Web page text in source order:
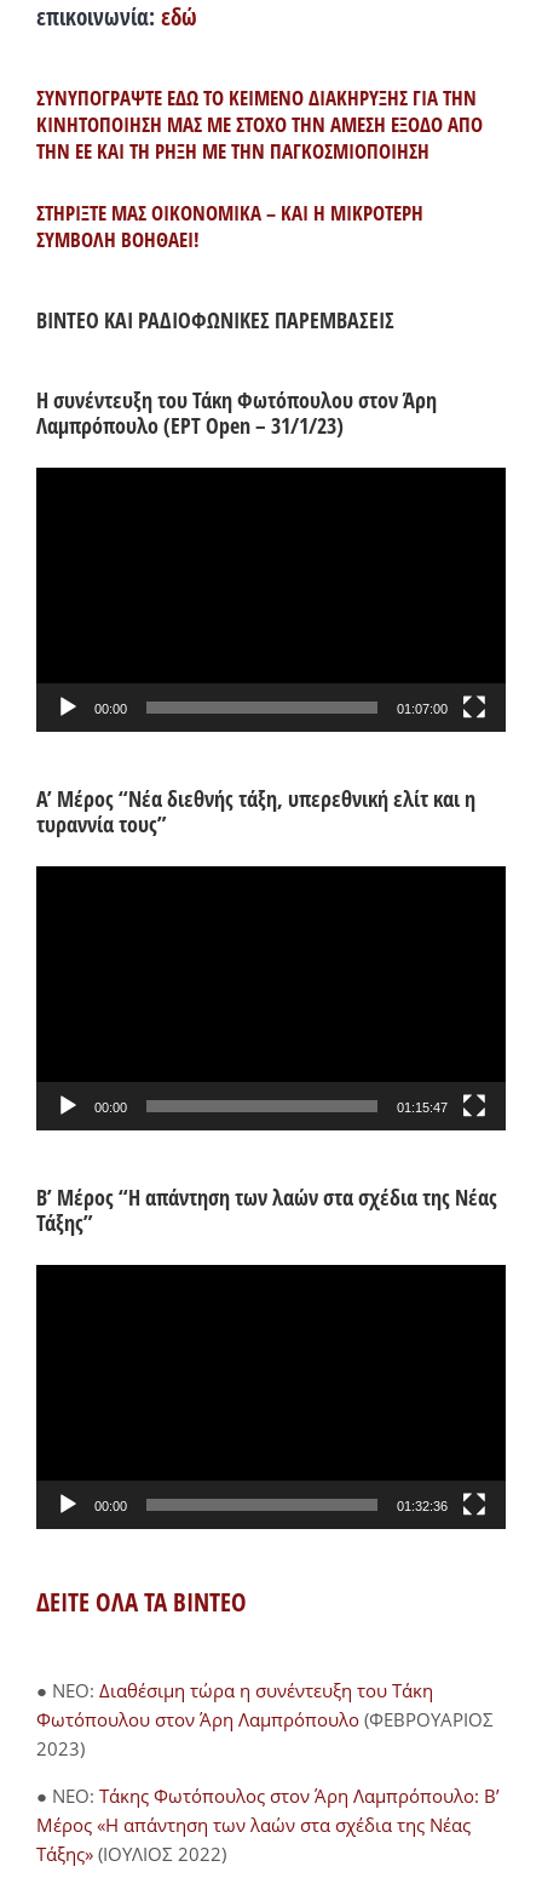
επικοινωνία: εδώ
ΣΥΝΥΠΟΓΡΑΨΤΕ ΕΔΩ ΤΟ ΚΕΙΜΕΝΟ ΔΙΑΚΗΡΥΞΗΣ ΓΙΑ ΤΗΝ
ΚΙΝΗΤΟΠΟΙΗΣΗ ΜΑΣ ΜΕ ΣΤΟΧΟ ΤΗΝ ΑΜΕΣΗ ΕΞΟΔΟ ΑΠΟ
ΤΗΝ ΕΕ ΚΑΙ ΤΗ ΡΗΞΗ ΜΕ ΤΗΝ ΠΑΓΚΟΣΜΙΟΠΟΙΗΣΗ
ΣΤΗΡΙΞΤΕ ΜΑΣ ΟΙΚΟΝΟΜΙΚΑ – ΚΑΙ Η ΜΙΚΡΟΤΕΡΗ
ΣΥΜΒΟΛΗ ΒΟΗΘΑΕΙ!
ΒΙΝΤΕΟ ΚΑΙ ΡΑΔΙΟΦΩΝΙΚΕΣ ΠΑΡΕΜΒΑΣΕΙΣ
Η συνέντευξη του Τάκη Φωτόπουλου στον Άρη
Λαμπρόπουλο (ΕΡΤ Open – 31/1/23)
00:00 01:07:00
Α’ Μέρος “Νέα διεθνής τάξη, υπερεθνική ελίτ και η
τυραννία τους”
00:00 01:15:47
Β’ Μέρος “Η απάντηση των λαών στα σχέδια της Νέας
Τάξης”
00:00 01:32:36
ΔΕΙΤΕ ΟΛΑ ΤΑ ΒΙΝΤΕΟ
● NEO: Διαθέσιμη τώρα η συνέντευξη του Τάκη
Φωτόπουλου στον Άρη Λαμπρόπουλο (ΦΕΒΡΟΥΑΡΙΟΣ
2023)
● NEO: Τάκης Φωτόπουλος στον Άρη Λαμπρόπουλο: Β’
Μέρος «Η απάντηση των λαών στα σχέδια της Νέας
Τάξης» (ΙΟΥΛΙΟΣ 2022)